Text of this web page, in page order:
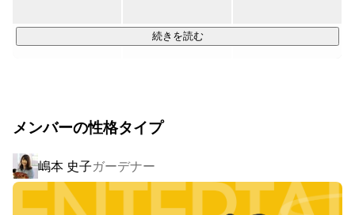
自称建築家。人に感動を与え、少しでも建設的で前向き
な世界にするために、人モノの領域なく空想し、アート
組織ごとに置かれている状況や期待を確認したうえでプログ
その場その場での参加者の反応を見ながら、より深い気づき
のために
フレキシブルに内容を変えていくなど、他にはあまりない特
続きを読む
メンバーの性格タイプ
嶋本 史子ガーデナー